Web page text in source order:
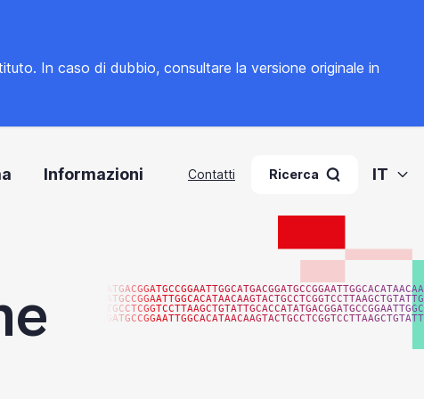
In caso di dubbio, consultare la versione originale in
Informazioni Contatti Ricerca IT